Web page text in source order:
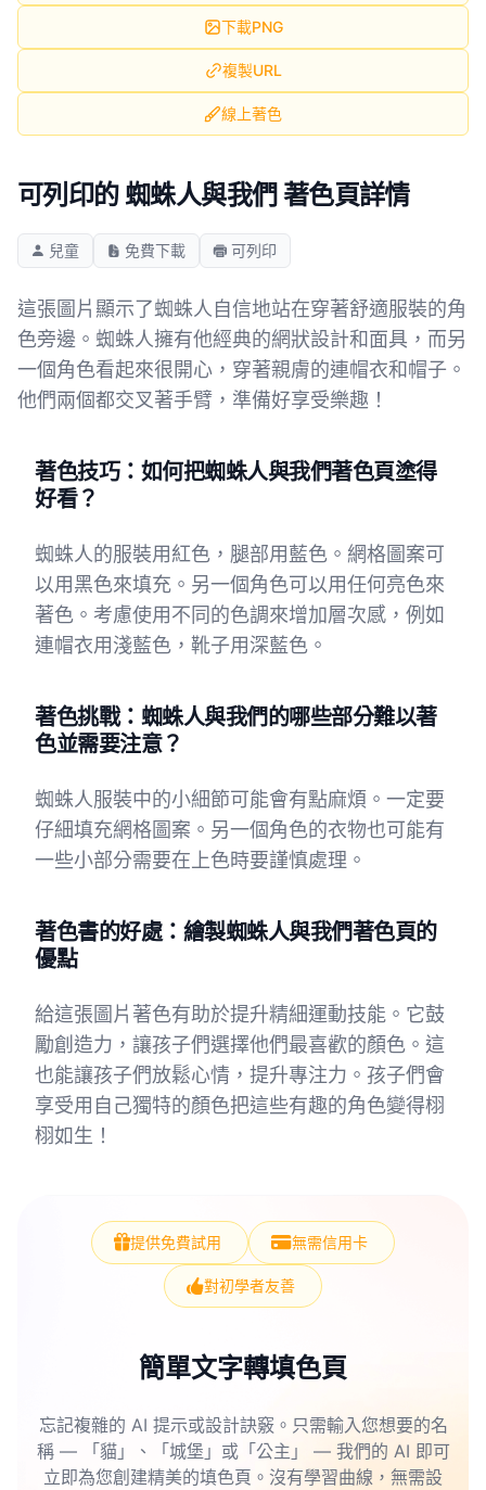
下載PNG
複製URL
線上著色
可列印的 蜘蛛人與我們 著色頁詳情
兒童 免費下載 可列印
這張圖片顯示了蜘蛛人自信地站在穿著舒適服裝的角
色旁邊。蜘蛛人擁有他經典的網狀設計和面具，而另
一個角色看起來很開心，穿著親膚的連帽衣和帽子。
他們兩個都交叉著手臂，準備好享受樂趣！
著色技巧：如何把蜘蛛人與我們著色頁塗得
好看？
蜘蛛人的服裝用紅色，腿部用藍色。網格圖案可
以用黑色來填充。另一個角色可以用任何亮色來
著色。考慮使用不同的色調來增加層次感，例如
連帽衣用淺藍色，靴子用深藍色。
著色挑戰：蜘蛛人與我們的哪些部分難以著
色並需要注意？
蜘蛛人服裝中的小細節可能會有點麻煩。一定要
仔細填充網格圖案。另一個角色的衣物也可能有
一些小部分需要在上色時要謹慎處理。
著色書的好處：繪製蜘蛛人與我們著色頁的
優點
給這張圖片著色有助於提升精細運動技能。它鼓
勵創造力，讓孩子們選擇他們最喜歡的顏色。這
也能讓孩子們放鬆心情，提升專注力。孩子們會
享受用自己獨特的顏色把這些有趣的角色變得栩
栩如生！
提供免費試用 無需信用卡
對初學者友善
簡單文字轉填色頁
忘記複雜的 AI 提示或設計訣竅。只需輸入您想要的名
稱 — 「貓」、「城堡」或「公主」 — 我們的 AI 即可
立即為您創建精美的填色頁。沒有學習曲線，無需設